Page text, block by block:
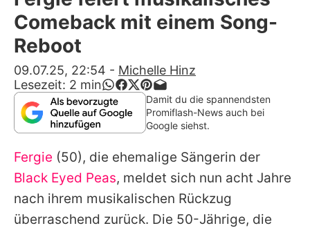
Alle Themen auf Promiflash
App runterladen
Team
Redaktionelle Richtlinien
Impressum
Datenschutzerklärung
Nutzungsbedingungen
Comeback mit einem Song-
Reboot
09.07.25, 22:54 - Michelle Hinz
Lesezeit: 2 min
Damit du die spannendsten
Promiflash-News auch bei
Google siehst.
Fergie (50), die ehemalige Sängerin der
Black Eyed Peas, meldet sich nun acht Jahre
nach ihrem musikalischen Rückzug
überraschend zurück. Die 50-Jährige, die